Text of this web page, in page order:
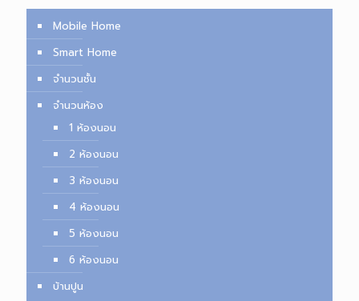
Mobile Home
Smart Home
จำนวนชั้น
จำนวนห้อง
1 ห้องนอน
2 ห้องนอน
3 ห้องนอน
4 ห้องนอน
5 ห้องนอน
6 ห้องนอน
บ้านปูน